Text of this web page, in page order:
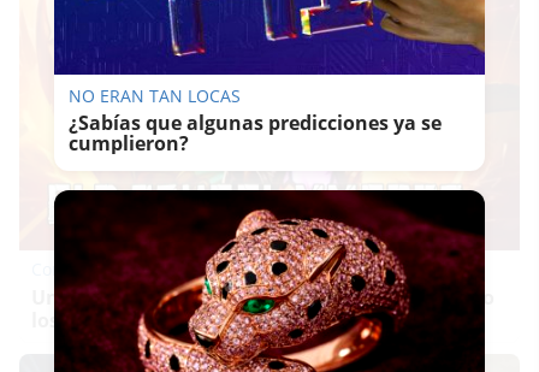
Corepunk MMORPG
Un verdadero MMORPG de la vieja escuela ¡Cómo
los de antes, pero mejor!
NO ERAN TAN LOCAS
¿Sabías que algunas predicciones ya se
cumplieron?